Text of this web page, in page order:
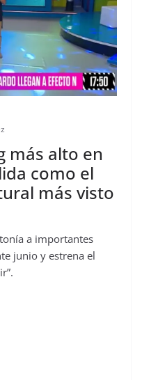
más alto en
como el
más visto
a importantes
junio y estrena el